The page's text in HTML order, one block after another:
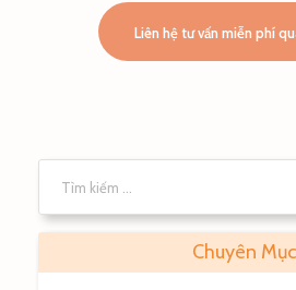
Liên hệ tư vấn miễn phí
Chuyên Mục